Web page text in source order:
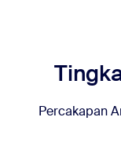
Percakapan